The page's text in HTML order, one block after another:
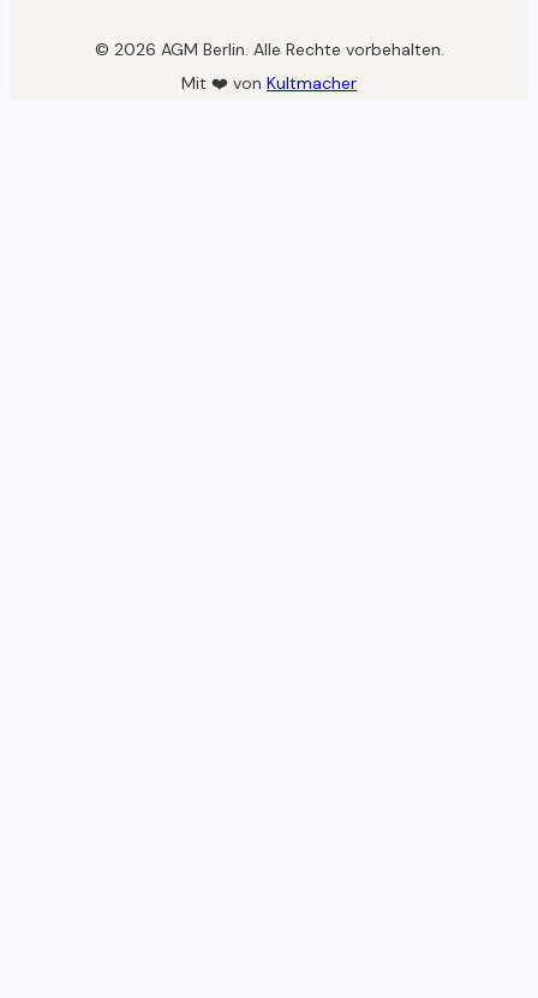
© 2026 AGM Berlin. Alle Rechte vorbehalten.
Mit ❤️ von Kultmacher